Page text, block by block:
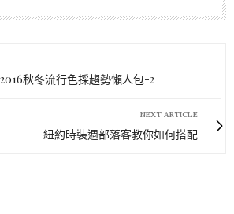
秋冬流行色採趨勢懶人包-2
NEXT ARTICLE
紐約時裝週部落客教你如何搭配